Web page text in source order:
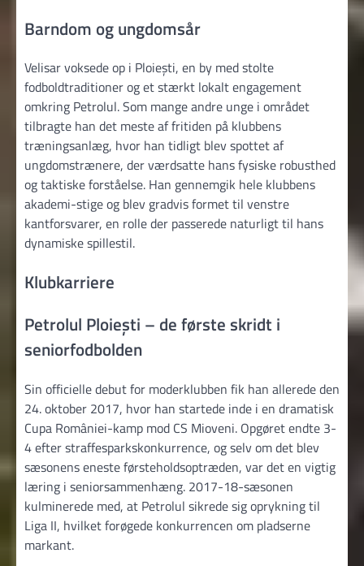
Barndom og ungdomsår
Velisar voksede op i Ploiești, en by med stolte
fodboldtraditioner og et stærkt lokalt engagement
omkring Petrolul. Som mange andre unge i området
tilbragte han det meste af fritiden på klubbens
træningsanlæg, hvor han tidligt blev spottet af
ungdomstrænere, der værdsatte hans fysiske robusthed
og taktiske forståelse. Han gennemgik hele klubbens
akademi-stige og blev gradvis formet til venstre
kantforsvarer, en rolle der passerede naturligt til hans
dynamiske spillestil.
Klubkarriere
Petrolul Ploiești – de første skridt i
seniorfodbolden
Sin officielle debut for moderklubben fik han allerede den
24. oktober 2017, hvor han startede inde i en dramatisk
Cupa României-kamp mod CS Mioveni. Opgøret endte 3-
4 efter straffesparkskonkurrence, og selv om det blev
sæsonens eneste førsteholdsoptræden, var det en vigtig
læring i seniorsammenhæng. 2017-18-sæsonen
kulminerede med, at Petrolul sikrede sig oprykning til
Liga II, hvilket forøgede konkurrencen om pladserne
markant.